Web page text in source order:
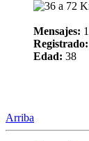
Mensajes:
Registrado:
Edad: 38
Arriba